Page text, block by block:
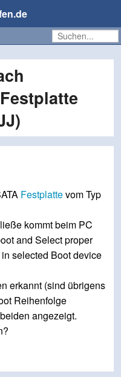
Festplattevom Typ
kommt beim PC
and Select proper
selected Boot device
erkannt (sind übrigens
Reihenfolge
angezeigt.